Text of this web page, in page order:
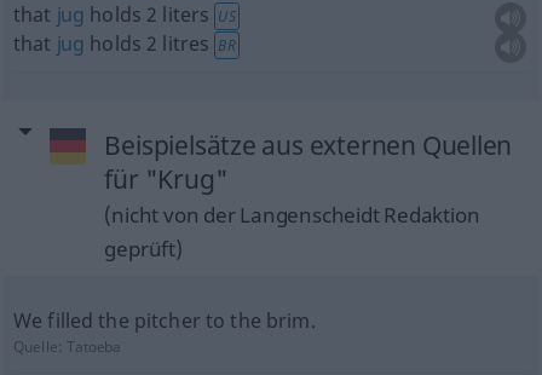
that jug holds 2 liters US
that jug holds 2 litres BR
Beispielsätze aus externen Quellen
für "Krug"
(nicht von der Langenscheidt Redaktion
geprüft)
We filled the pitcher to the brim.
Quelle:Tatoeba